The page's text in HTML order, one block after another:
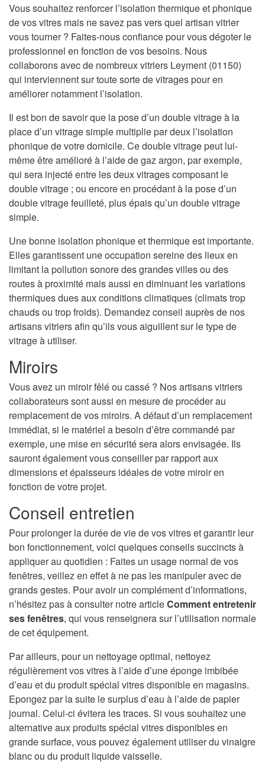
Vous souhaitez renforcer l’isolation thermique et phonique
de vos vitres mais ne savez pas vers quel artisan vitrier
vous tourner ? Faites-nous confiance pour vous dégoter le
professionnel en fonction de vos besoins. Nous
collaborons avec de nombreux vitriers Leyment (01150)
qui interviennent sur toute sorte de vitrages pour en
améliorer notamment l’isolation.
Il est bon de savoir que la pose d’un double vitrage à la
place d’un vitrage simple multiplie par deux l’isolation
phonique de votre domicile. Ce double vitrage peut lui-
même être amélioré à l’aide de gaz argon, par exemple,
qui sera injecté entre les deux vitrages composant le
double vitrage ; ou encore en procédant à la pose d’un
double vitrage feuilleté, plus épais qu’un double vitrage
simple.
Une bonne isolation phonique et thermique est importante.
Elles garantissent une occupation sereine des lieux en
limitant la pollution sonore des grandes villes ou des
routes à proximité mais aussi en diminuant les variations
thermiques dues aux conditions climatiques (climats trop
chauds ou trop froids). Demandez conseil auprès de nos
artisans vitriers afin qu’ils vous aiguillent sur le type de
vitrage à utiliser.
Miroirs
Vous avez un miroir fêlé ou cassé ? Nos artisans vitriers
collaborateurs sont aussi en mesure de procéder au
remplacement de vos miroirs. A défaut d’un remplacement
immédiat, si le matériel a besoin d’être commandé par
exemple, une mise en sécurité sera alors envisagée. Ils
sauront également vous conseiller par rapport aux
dimensions et épaisseurs idéales de votre miroir en
fonction de votre projet.
Conseil entretien
Pour prolonger la durée de vie de vos vitres et garantir leur
bon fonctionnement, voici quelques conseils succincts à
appliquer au quotidien : Faites un usage normal de vos
fenêtres, veillez en effet à ne pas les manipuler avec de
grands gestes. Pour avoir un complément d’informations,
n’hésitez pas à consulter notre articleComment entretenir
ses fenêtres, qui vous renseignera sur l’utilisation normale
de cet équipement.
Par ailleurs, pour un nettoyage optimal, nettoyez
régulièrement vos vitres à l’aide d’une éponge imbibée
d’eau et du produit spécial vitres disponible en magasins.
Epongez par la suite le surplus d’eau à l’aide de papier
journal. Celui-ci évitera les traces. Si vous souhaitez une
alternative aux produits spécial vitres disponibles en
grande surface, vous pouvez également utiliser du vinaigre
blanc ou du produit liquide vaisselle.